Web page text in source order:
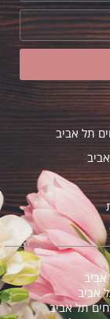
תל אביב
אביב
תל אביב